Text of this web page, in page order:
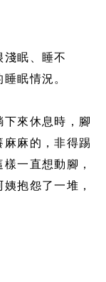
淺眠、睡不
眠情況。
下來休息時，腳
麻的，非得踢
一直想動腳，
抱怨了一堆，